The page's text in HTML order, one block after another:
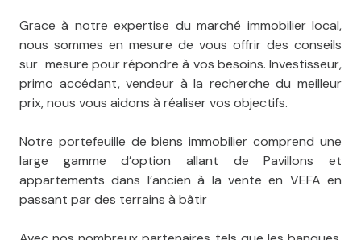
Grace à notre expertise du marché immobilier local,
nous sommes en mesure de vous offrir des conseils
sur mesure pour répondre à vos besoins. Investisseur,
primo accédant, vendeur à la recherche du meilleur
prix, nous vous aidons à réaliser vos objectifs.
Notre portefeuille de biens immobilier comprend une
large gamme d’option allant de Pavillons et
appartements dans l’ancien à la vente en VEFA en
passant par des terrains à bâtir